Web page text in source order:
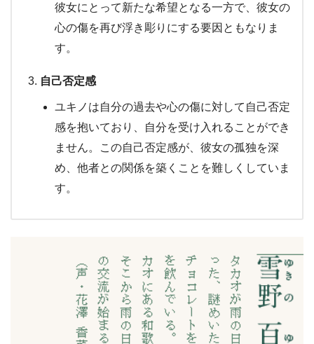
彼女にとって新たな希望となる一方で、彼女の
心の傷を再び浮き彫りにする要因ともなりま
す。
自己否定感
ユキノは自分の過去や心の傷に対して自己否定
感を抱いており、自分を受け入れることができ
ません。この自己否定感が、彼女の孤独を深
め、他者との関係を築くことを難しくしていま
す。